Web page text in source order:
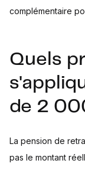
complémentaire
Quels
de 2
La pension de
pas le montant